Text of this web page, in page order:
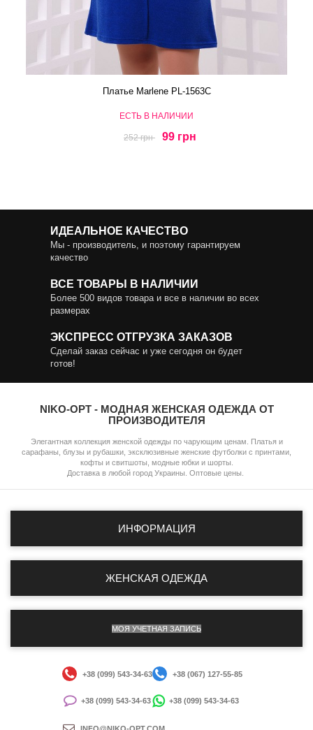
Платье Marlene PL-1563C
ЕСТЬ В НАЛИЧИИ
252 грн 99 грн
ИДЕАЛЬНОЕ КАЧЕСТВО
Мы - производитель, и поэтому гарантируем
качество
ВСЕ ТОВАРЫ В НАЛИЧИИ
Более 500 видов товара и все в наличии во всех
размерах
ЭКСПРЕСС ОТГРУЗКА ЗАКАЗОВ
Сделай заказ сейчас и уже сегодня он будет
готов!
NIKO-OPT - МОДНАЯ ЖЕНСКАЯ ОДЕЖДА ОТ
ПРОИЗВОДИТЕЛЯ
Элегантная коллекция женской одежды по чарующим ценам. Платья и
сарафаны, блузы и рубашки, эксклюзивные женские футболки с принтами,
кофты и свитшоты, модные юбки и шорты.
Доставка в любой город Украины. Оптовые цены.
ИНФОРМАЦИЯ
ЖЕНСКАЯ ОДЕЖДА
МОЯ УЧЕТНАЯ ЗАПИСЬ
+38 (099) 543-34-63 +38 (067) 127-55-85
+38 (099) 543-34-63 +38 (099) 543-34-63